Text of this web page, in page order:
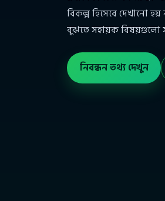
বিকল্প হিসেবে দেখানো
বুঝতে সহায়ক বিষয়গুলো
নিবন্ধন তথ্য দেখুন